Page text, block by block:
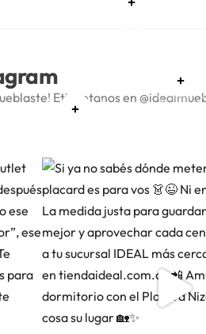
Etiquetanos en